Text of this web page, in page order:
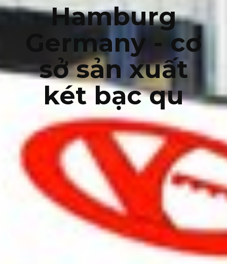
Hamburg
Germany - cơ
sở sản xuất
két bạc qu